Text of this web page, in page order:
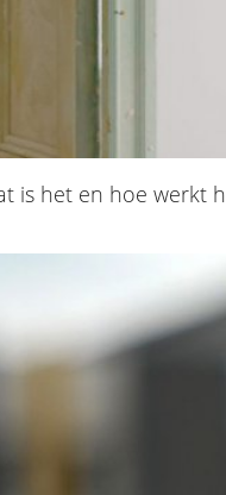
is het en hoe werkt